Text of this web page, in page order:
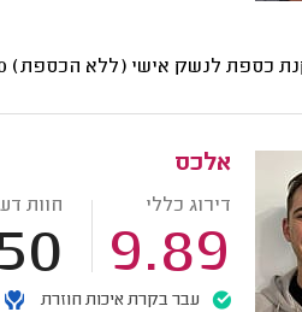
כספת לנשק אישי (ללא הכספת)
אלכס
דירוג כללי
9.89
חוות
עבר בקרת איכות חוזרת